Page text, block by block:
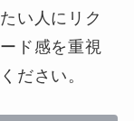
い人にリク
ド感を重視
ださい。